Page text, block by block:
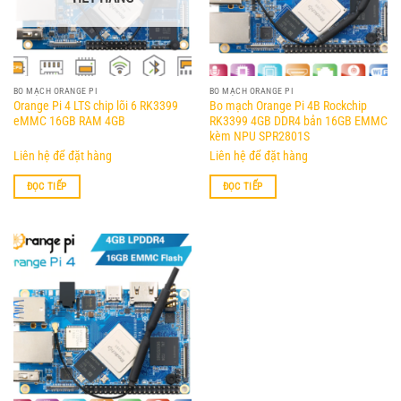
tùy
chọn
có
thể
được
chọn
trang
sản
phẩm
BO MẠCH ORANGE PI
Orange Pi 4 LTS chip lõi 6 RK3399
eMMC 16GB RAM 4GB
Liên hệ để đặt hàng
ĐỌC TIẾP
BO MẠCH ORANGE PI
Bo mạch Orange Pi 4B Rockchip
RK3399 4GB DDR4 bản 16GB EMMC
kèm NPU SPR2801S
Liên hệ để đặt hàng
ĐỌC TIẾP